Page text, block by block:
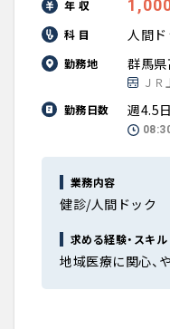
年 収
科 目 人間ド
勤務地 群馬
Ｊ
勤務日数
週4.5日
業務内容
健診/人間ドック
求める経験・スキル
地域医療に関心、